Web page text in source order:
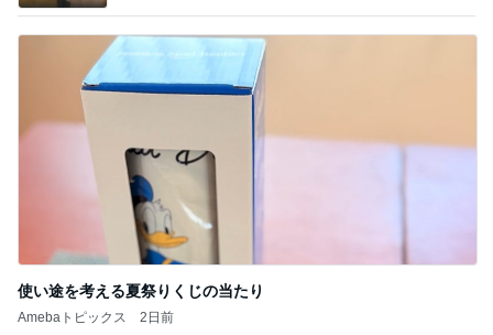
使い途を考える夏祭りくじの当たり
Amebaトピックス 2日前